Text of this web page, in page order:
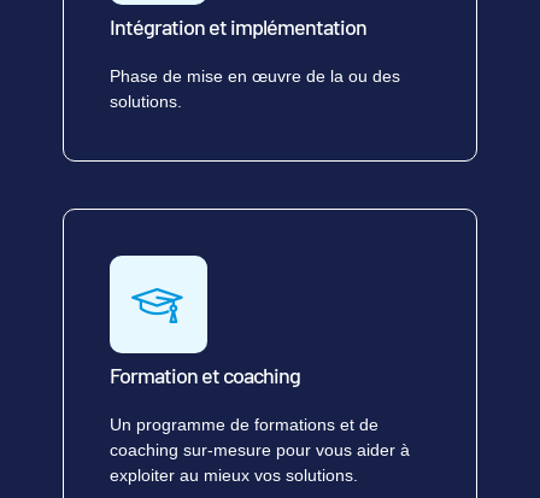
Intégration et implémentation
Phase de mise en œuvre de la ou des
solutions.
Formation et coaching
Un programme de formations et de
coaching sur-mesure pour vous aider à
exploiter au mieux vos solutions.